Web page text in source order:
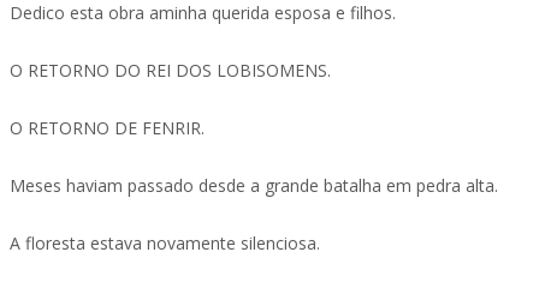
Dedico esta obra aminha querida esposa e filhos.
O RETORNO DO REI DOS LOBISOMENS.
O RETORNO DE FENRIR.
Meses haviam passado desde a grande batalha em pedra alta.
A floresta estava novamente silenciosa.